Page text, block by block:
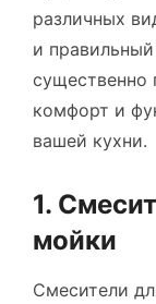
различных
и
существенно
комфорт и
вашей кухни.
1.
мойки
Смесители